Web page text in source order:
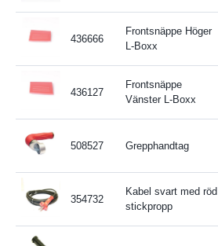
436666
Frontsnäppe Höger
L-Boxx
436127
Frontsnäppe
Vänster L-Boxx
508527 Grepphandtag
354732
Kabel svart med röd
stickpropp